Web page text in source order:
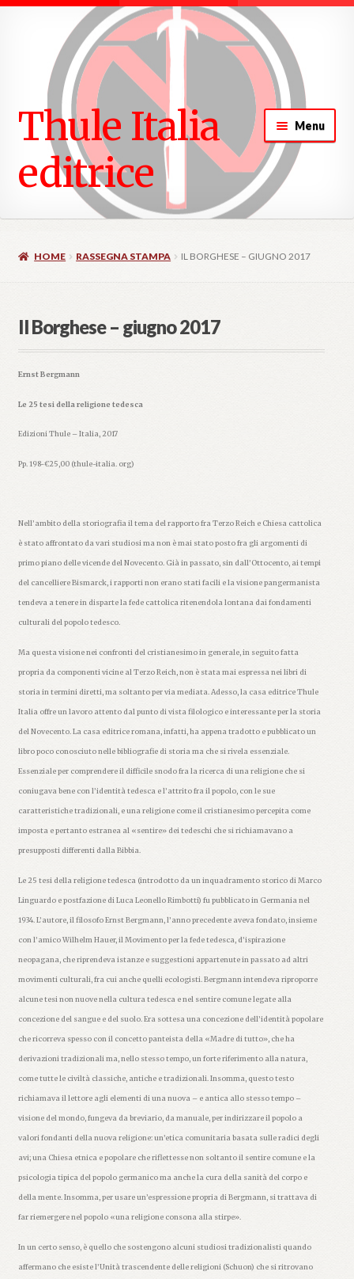
Thule Italia
editrice
Menu
HOME RASSEGNA STAMPA IL BORGHESE – GIUGNO 2017
Il Borghese – giugno 2017
Ernst Bergmann
Le 25 tesi della religione tedesca
Edizioni Thule – Italia, 2017
Pp. 198-€25,00 (thule-italia. org)
Nell’ambito della storiografia il tema del rapporto fra Terzo Reich e Chiesa cattolica
è stato affrontato da vari studiosi ma non è mai stato posto fra gli argomenti di
primo piano delle vicende del Novecento. Già in passato, sin dall’Ottocento, ai tempi
del cancelliere Bismarck, i rapporti non erano stati facili e la visione pangermanista
tendeva a tenere in disparte la fede cattolica ritenendola lontana dai fondamenti
culturali del popolo tedesco.
Ma questa visione nei confronti del cristianesimo in generale, in seguito fatta
propria da componenti vicine al Terzo Reich, non è stata mai espressa nei libri di
storia in termini diretti, ma soltanto per via mediata. Adesso, la casa editrice Thule
Italia offre un lavoro attento dal punto di vista filologico e interessante per la storia
del Novecento. La casa editrice romana, infatti, ha appena tradotto e pubblicato un
libro poco conosciuto nelle bibliografie di storia ma che si rivela essenziale.
Essenziale per comprendere il difficile snodo fra la ricerca di una religione che si
coniugava bene con l’identità tedesca e l’attrito fra il popolo, con le sue
caratteristiche tradizionali, e una religione come il cristianesimo percepita come
imposta e pertanto estranea al «sentire» dei tedeschi che si richiamavano a
presupposti differenti dalla Bibbia.
Le 25 tesi della religione tedesca (introdotto da un inquadramento storico di Marco
Linguardo e postfazione di Luca Leonello Rimbotti) fu pubblicato in Germania nel
1934. L’autore, il filosofo Ernst Bergmann, l’anno precedente aveva fondato, insieme
con l’amico Wilhelm Hauer, il Movimento per la fede tedesca, d’ispirazione
neopagana, che riprendeva istanze e suggestioni appartenute in passato ad altri
movimenti culturali, fra cui anche quelli ecologisti. Bergmann intendeva riproporre
alcune tesi non nuove nella cultura tedesca e nel sentire comune legate alla
concezione del sangue e del suolo. Era sottesa una concezione dell’identità popolare
che ricorreva spesso con il concetto panteista della «Madre di tutto», che ha
derivazioni tradizionali ma, nello stesso tempo, un forte riferimento alla natura,
come tutte le civiltà classiche, antiche e tradizionali. Insomma, questo testo
richiamava il lettore agli elementi di una nuova – e antica allo stesso tempo –
visione del mondo, fungeva da breviario, da manuale, per indirizzare il popolo a
valori fondanti della nuova religione: un’etica comunitaria basata sulle radici degli
avi; una Chiesa etnica e popolare che riflettesse non soltanto il sentire comune e la
psicologia tipica del popolo germanico ma anche la cura della sanità del corpo e
della mente. Insomma, per usare un’espressione propria di Bergmann, si trattava di
far riemergere nel popolo «una religione consona alla stirpe».
In un certo senso, è quello che sostengono alcuni studiosi tradizionalisti quando
affermano che esiste l’Unità trascendente delle religioni (Schuon) che si ritrovano